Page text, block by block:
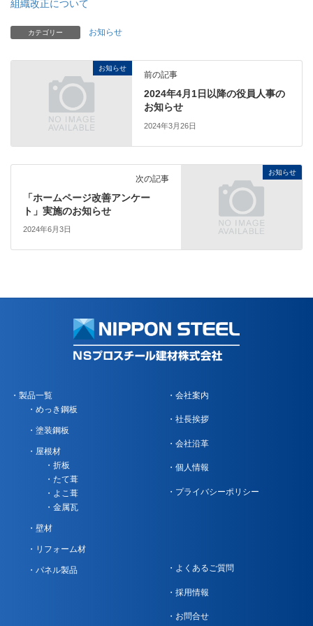
組織改正について
カテゴリー お知らせ
お知らせ
前の記事
2024年4月1日以降の役員人事の
お知らせ
2024年3月26日
お知らせ
次の記事
「ホームページ改善アンケー
ト」実施のお知らせ
2024年6月3日
製品一覧
めっき鋼板
塗装鋼板
屋根材
折板
たて葺
よこ葺
金属瓦
壁材
リフォーム材
パネル製品
会社案内
社長挨拶
会社沿革
個人情報
プライバシーポリシー
よくあるご質問
採用情報
お問合せ